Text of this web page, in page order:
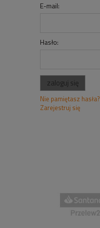
E-mail:
Hasło:
zaloguj się
Nie pamiętasz hasła?
Zarejestruj się